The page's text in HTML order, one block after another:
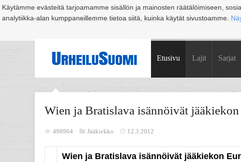
Käytämme evästeitä tarjoamamme sisällön ja mainosten räätälöimiseen,
analytiikka-alan kumppaneillemme tietoa siitä, kuinka käytät sivustoamme.
Suomi Espoo Helsinki Hämeenlinna Joensuu Jyväskylä Kouvola
Etusivu Lajit Sarjat
Wien ja Bratislava isännöivät
498964 Jääkiekko 12.3.2012
Wien ja Bratislava isännöivät jääkiekon